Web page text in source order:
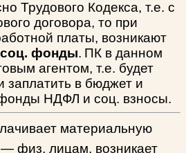
Трудового Кодекса, т.е. с
договора, то при
платы, возникают
фонды. ПК в данном
агентом, т.е. будет
заплатить в бюджет и
НДФЛ и соц. взносы.
материальную
физ. лицам, возникает